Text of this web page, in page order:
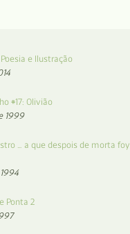
e Ilustração
#17: Olivião
1999
… a que despois de morta foy
Ponta 2